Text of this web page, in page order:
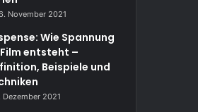
November 2021
Wie Spannung
entsteht –
Beispiele und
Dezember 2021